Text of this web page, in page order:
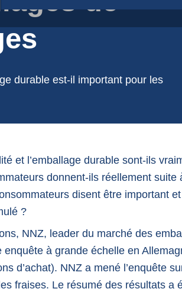
durable est-il important pour les
et l’emballage durable sont-ils
donnent-ils réellement suite
disent être important
?
NNZ, leader du marché des
à grande échelle en
d’achat). NNZ a mené l’enquête
fraises. Le résumé des résultats a